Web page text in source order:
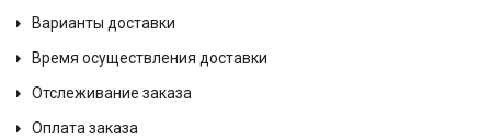
Варианты доставки
Время осуществления доставки
Отслеживание заказа
Оплата заказа